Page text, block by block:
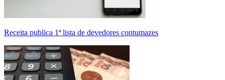
Receita publica 1ª lista de devedores contumazes